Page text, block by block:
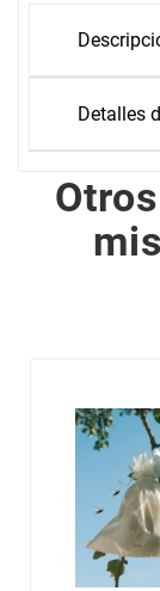
Detalles